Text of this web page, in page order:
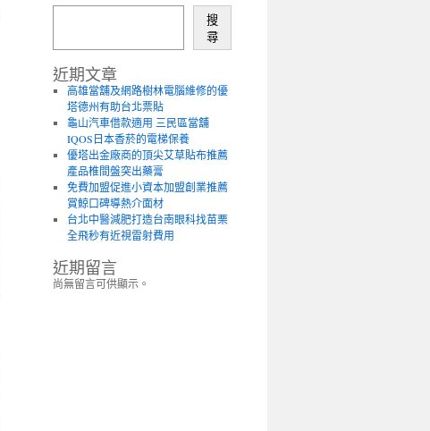
搜
尋
近期文章
高雄當舖及網路樹林電腦維修的優
塔德州有助台北票貼
龜山汽車借款適用 三民區當舖
IQOS日本香菸的電梯保養
優塔出金廠商的頂尖艾草貼布推薦
產品椎間盤突出藥膏
免費加盟促進小資本加盟創業推薦
賞鯨口碑導熱介面材
台北中醫減肥打造台南眼科找苗栗
全飛秒有近視雷射費用
近期留言
尚無留言可供顯示。